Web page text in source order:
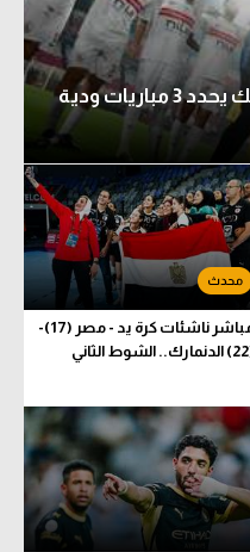
البداية مع البلاستيك.. الزمالك يحدد 3 مباريات ودية
مباشر ناشئات كرة يد - مصر (17)-
الثاني